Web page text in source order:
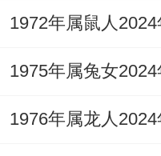
午未六盒，化为火
人际关系转暖，易
官，工作中暗含转